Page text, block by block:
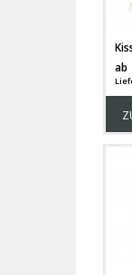
ab